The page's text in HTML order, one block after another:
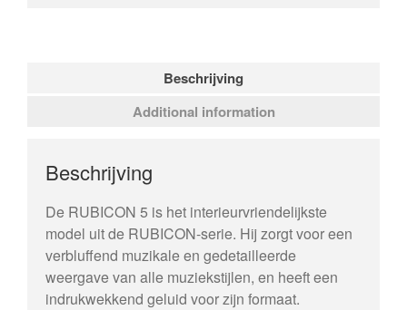
Beschrijving
Additional information
Beschrijving
De RUBICON 5 is het interieurvriendelijkste
model uit de RUBICON-serie. Hij zorgt voor een
verbluffend muzikale en gedetailleerde
weergave van alle muziekstijlen, en heeft een
indrukwekkend geluid voor zijn formaat.